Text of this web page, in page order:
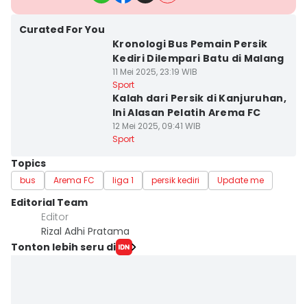
Curated For You
Kronologi Bus Pemain Persik
Kediri Dilempari Batu di Malang
11 Mei 2025, 23:19 WIB
Sport
Kalah dari Persik di Kanjuruhan,
Ini Alasan Pelatih Arema FC
12 Mei 2025, 09:41 WIB
Sport
Topics
bus Arema FC liga 1 persik kediri Update me
Editorial Team
Editor
Rizal Adhi Pratama
Tonton lebih seru di